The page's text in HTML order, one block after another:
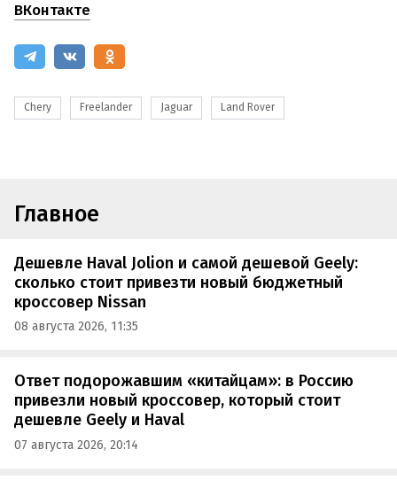
ВКонтакте
Chery Freelander Jaguar Land Rover
Главное
Дешевле Haval Jolion и самой дешевой Geely:
сколько стоит привезти новый бюджетный
кроссовер Nissan
08 августа 2026, 11:35
Ответ подорожавшим «китайцам»: в Россию
привезли новый кроссовер, который стоит
дешевле Geely и Haval
07 августа 2026, 20:14